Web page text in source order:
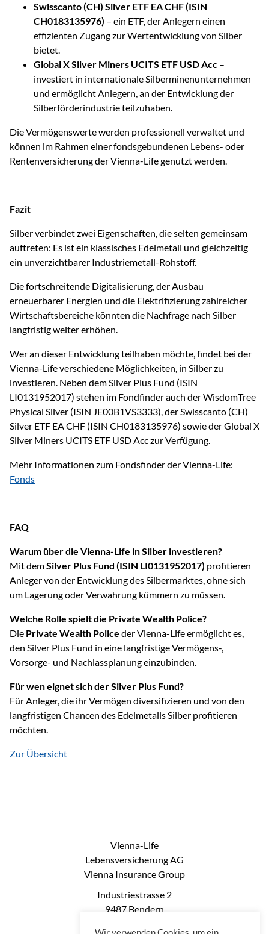
Swisscanto (CH) Silver ETF EA CHF (ISIN
CH0183135976) – ein ETF, der Anlegern einen
effizienten Zugang zur Wertentwicklung von Silber
bietet.
Global X Silver Miners UCITS ETF USD Acc –
investiert in internationale Silberminenunternehmen
und ermöglicht Anlegern, an der Entwicklung der
Silberförderindustrie teilzuhaben.
Die Vermögenswerte werden professionell verwaltet und
können im Rahmen einer fondsgebundenen Lebens- oder
Rentenversicherung der Vienna-Life genutzt werden.
Fazit
Silber verbindet zwei Eigenschaften, die selten gemeinsam
auftreten: Es ist ein klassisches Edelmetall und gleichzeitig
ein unverzichtbarer Industriemetall-Rohstoff.
Die fortschreitende Digitalisierung, der Ausbau
erneuerbarer Energien und die Elektrifizierung zahlreicher
Wirtschaftsbereiche könnten die Nachfrage nach Silber
langfristig weiter erhöhen.
Wer an dieser Entwicklung teilhaben möchte, findet bei der
Vienna-Life verschiedene Möglichkeiten, in Silber zu
investieren. Neben dem Silver Plus Fund (ISIN
LI0131952017) stehen im Fondfinder auch der WisdomTree
Physical Silver (ISIN JE00B1VS3333), der Swisscanto (CH)
Silver ETF EA CHF (ISIN CH0183135976) sowie der Global X
Silver Miners UCITS ETF USD Acc zur Verfügung.
Mehr Informationen zum Fondsfinder der Vienna-Life:
Fonds
FAQ
Warum über die Vienna-Life in Silber investieren?
Mit demSilver Plus Fund (ISIN LI0131952017) profitieren
Anleger von der Entwicklung des Silbermarktes, ohne sich
um Lagerung oder Verwahrung kümmern zu müssen.
Welche Rolle spielt die Private Wealth Police?
Die Private Wealth Police der Vienna-Life ermöglicht es,
den Silver Plus Fund in eine langfristige Vermögens-,
Vorsorge- und Nachlassplanung einzubinden.
Für wen eignet sich der Silver Plus Fund?
Für Anleger, die ihr Vermögen diversifizieren und von den
langfristigen Chancen des Edelmetalls Silber profitieren
möchten.
Zur Übersicht
Vienna-Life
Lebensversicherung AG
Vienna Insurance Group
Industriestrasse 2
9487 Bendern